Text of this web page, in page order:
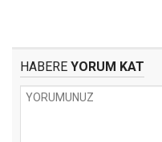
HABERE YORUM KAT